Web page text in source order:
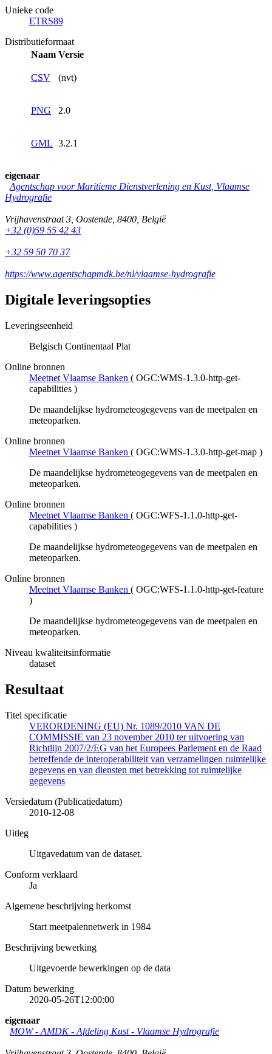
Unieke code
ETRS89
Distributieformaat
Naam Versie
CSV (nvt)
PNG 2.0
GML 3.2.1
eigenaar
Agentschap voor Maritieme Dienstverlening en Kust, Vlaamse
Hydrografie
Vrijhavenstraat 3 Oostende 8400 België
+32 (0)59 55 42 43
+32 59 50 70 37
https://www.agentschapmdk.be/nl/vlaamse-hydrografie
Digitale leveringsopties
Leveringseenheid
Belgisch Continentaal Plat
Online bronnen
Meetnet Vlaamse Banken ( OGC:WMS-1.3.0-http-get-
capabilities )
De maandelijkse hydrometeogegevens van de meetpalen en
meteoparken.
Online bronnen
Meetnet Vlaamse Banken ( OGC:WMS-1.3.0-http-get-map )
De maandelijkse hydrometeogegevens van de meetpalen en
meteoparken.
Online bronnen
Meetnet Vlaamse Banken ( OGC:WFS-1.1.0-http-get-
capabilities )
De maandelijkse hydrometeogegevens van de meetpalen en
meteoparken.
Online bronnen
Meetnet Vlaamse Banken ( OGC:WFS-1.1.0-http-get-feature
)
De maandelijkse hydrometeogegevens van de meetpalen en
meteoparken.
Niveau kwaliteitsinformatie
dataset
Resultaat
Titel specificatie
VERORDENING (EU) Nr. 1089/2010 VAN DE
COMMISSIE van 23 november 2010 ter uitvoering van
Richtlijn 2007/2/EG van het Europees Parlement en de Raad
betreffende de interoperabiliteit van verzamelingen ruimtelijke
gegevens en van diensten met betrekking tot ruimtelijke
gegevens
Versiedatum (Publicatiedatum)
2010-12-08
Uitleg
Uitgavedatum van de dataset.
Conform verklaard
Ja
Algemene beschrijving herkomst
Start meetpalennetwerk in 1984
Beschrijving bewerking
Uitgevoerde bewerkingen op de data
Datum bewerking
2020-05-26T12:00:00
eigenaar
MOW - AMDK - Afdeling Kust - Vlaamse Hydrografie